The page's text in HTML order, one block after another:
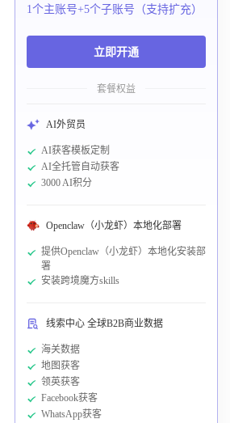
1个主账号+5个子账号（支持扩充）
立即开通
套餐权益
AI外贸员
AI获客模板定制
AI全托管自动获客
3000 AI积分
Openclaw（小龙虾）本地化部署
提供Openclaw（小龙虾）本地化安装部
署
安装跨境魔方skills
线索中心 全球B2B商业数据
海关数据
地图获客
领英获客
Facebook获客
WhatsApp获客